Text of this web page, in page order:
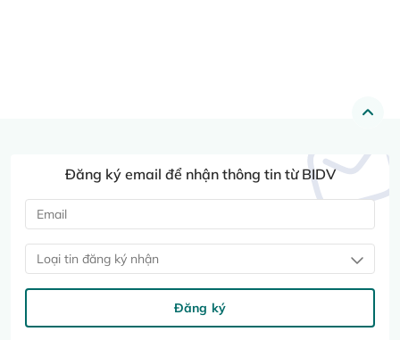
Đăng ký email để nhận thông tin từ BIDV
Loại tin đăng ký nhận
Đăng ký